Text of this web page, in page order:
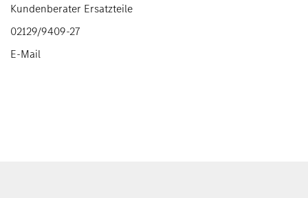
Kundenberater Ersatzteile
02129/9409-27
E-Mail